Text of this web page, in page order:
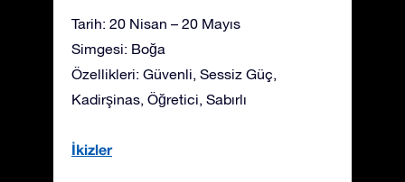
Tarih: 20 Nisan – 20 Mayıs
Simgesi: Boğa
Özellikleri: Güvenli, Sessiz Güç,
Kadirşinas, Öğretici, Sabırlı
İkizler